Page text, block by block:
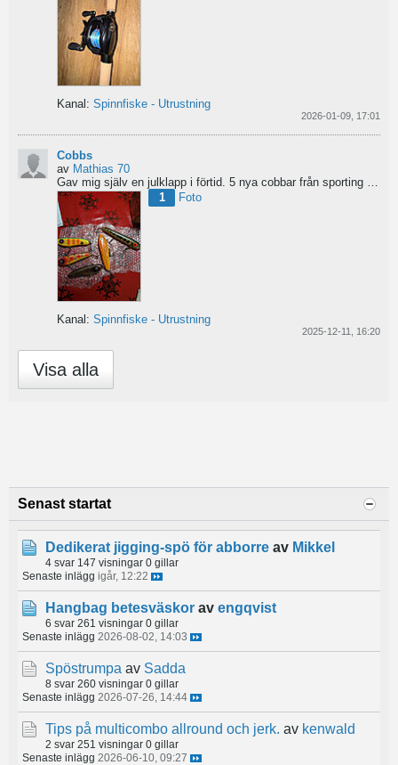
Kanal: Spinnfiske - Utrustning
2026-01-09, 17:01
Cobbs
av Mathias 70
1
Foto
Kanal: Spinnfiske - Utrustning
2025-12-11, 16:20
Visa alla
Senast startat
Dedikerat jigging-spö för abborre av Mikkel
4 svar 147 visningar 0 gillar
Senaste inlägg igår, 12:22
Hangbag betesväskor av engqvist
6 svar 261 visningar 0 gillar
Senaste inlägg 2026-08-02, 14:03
Spöstrumpa av Sadda
8 svar 260 visningar 0 gillar
Senaste inlägg 2026-07-26, 14:44
Tips på multicombo allround och jerk. av kenwald
2 svar 251 visningar 0 gillar
Senaste inlägg 2026-06-10, 09:27